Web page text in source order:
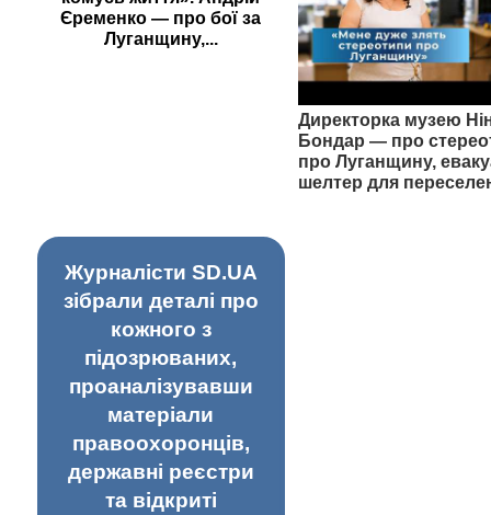
Єременко — про бої за
Луганщину,...
Директорка музею
Бондар — про
про Луганщину,
шелтер для
Журналісти SD.UA
зібрали деталі про
кожного з
підозрюваних,
проаналізувавши
матеріали
правоохоронців,
державні реєстри
та відкриті